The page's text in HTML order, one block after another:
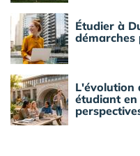
Étudier à
démarches
L'évolution
étudiant en